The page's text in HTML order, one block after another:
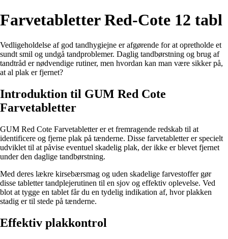
Farvetabletter Red-Cote 12 tabl
Vedligeholdelse af god tandhygiejne er afgørende for at opretholde et
sundt smil og undgå tandproblemer. Daglig tandbørstning og brug af
tandtråd er nødvendige rutiner, men hvordan kan man være sikker på,
at al plak er fjernet?
Introduktion til GUM Red Cote
Farvetabletter
GUM Red Cote Farvetabletter er et fremragende redskab til at
identificere og fjerne plak på tænderne. Disse farvetabletter er specielt
udviklet til at påvise eventuel skadelig plak, der ikke er blevet fjernet
under den daglige tandbørstning.
Med deres lækre kirsebærsmag og uden skadelige farvestoffer gør
disse tabletter tandplejerutinen til en sjov og effektiv oplevelse. Ved
blot at tygge en tablet får du en tydelig indikation af, hvor plakken
stadig er til stede på tænderne.
Effektiv plakkontrol